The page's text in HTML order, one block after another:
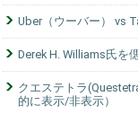
Uber（ウーバー） vs
Derek H. Williams氏を
クエステトラ
的に表示/非表示）